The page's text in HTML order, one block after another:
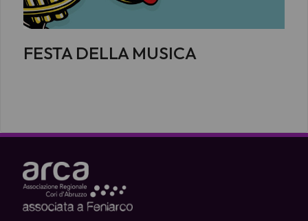
FESTA DELLA MUSICA